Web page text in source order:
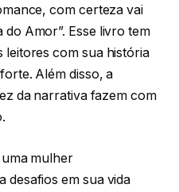
com certeza vai
Amor”. Esse livro tem
com sua história
Além disso, a
da narrativa fazem com
mulher
desafios em sua vida